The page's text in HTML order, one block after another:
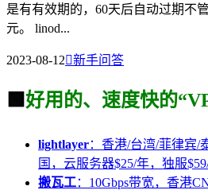
是有有效期的，60天后自动过期不
元。 linod...
2023-08-12新手问答
🟩 好用的、速度快的
lightlayer：香港/台湾/菲律宾/
国，云服务器$25/年，独服
搬瓦工：10Gbps带宽，香港